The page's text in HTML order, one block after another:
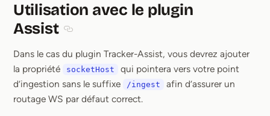
Utilisation avec le plugin
Assist
Dans le cas du plugin Tracker-Assist, vous devrez ajouter
la propriété
socketHost
qui pointera vers votre point
d’ingestion sans le suffixe
/ingest
afin d’assurer un
routage WS par défaut correct.